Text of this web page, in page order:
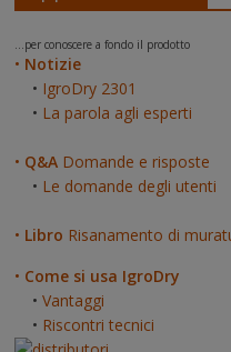
...per conoscere a fondo il prodotto
• Notizie
• IgroDry 2301
• La parola agli esperti
• Q&A Domande e risposte
• Le domande degli utenti
• Libro Risanamento di
• Come si usa IgroDry
•Vantaggi
• Riscontri tecnici